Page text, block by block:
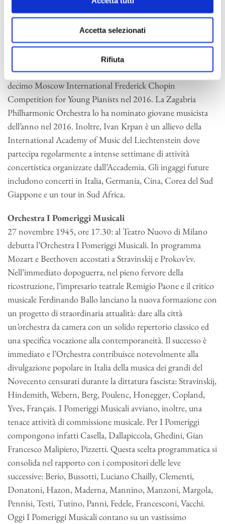
Accetta selezionati
Rifiuta
Zagabria e il quarto premio alla prima International Zhuhai
Mozart Competition a Zhuhai, in Cina.
Ha vinto il premio Ivo Vuljević, consegnatogli dalla
Jeunesses Musicales Croata, come miglior giovane musicista
croato nel 2015. Di recente ha conseguito il terzo posto al
decimo Moscow International Frederick Chopin
Competition for Young Pianists nel 2016. La Zagabria
Philharmonic Orchestra lo ha nominato giovane musicista
dell’anno nel 2016. Inoltre, Ivan Krpan è un allievo della
International Academy of Music del Liechtenstein dove
partecipa regolarmente a intense settimane di attività
concertistica organizzate dall’Accademia. Gli ingaggi future
includono concerti in Italia, Germania, Cina, Corea del Sud
Giappone e un tour in Sud Africa.
Orchestra I Pomeriggi Musicali
27 novembre 1945, ore 17.30: al Teatro Nuovo di Milano
debutta l’Orchestra I Pomeriggi Musicali. In programma
Mozart e Beethoven accostati a Stravinskij e Prokov’ev.
Nell’immediato dopoguerra, nel pieno fervore della
ricostruzione, l’impresario teatrale Remigio Paone e il critico
musicale Ferdinando Ballo lanciano la nuova formazione con
un progetto di straordinaria attualità: dare alla città
un’orchestra da camera con un solido repertorio classico ed
una specifica vocazione alla contemporaneità. Il successo è
immediato e l’Orchestra contribuisce notevolmente alla
divulgazione popolare in Italia della musica dei grandi del
Novecento censurati durante la dittatura fascista: Stravinskij,
Hindemith, Webern, Berg, Poulenc, Honegger, Copland,
Yves, Français. I Pomeriggi Musicali avviano, inoltre, una
tenace attività di commissione musicale. Per I Pomeriggi
compongono infatti Casella, Dallapiccola, Ghedini, Gian
Francesco Malipiero, Pizzetti. Questa scelta programmatica si
consolida nel rapporto con i compositori delle leve
successive: Berio, Bussotti, Luciano Chailly, Clementi,
Donatoni, Hazon, Maderna, Mannino, Manzoni, Margola,
Pennisi, Testi, Tutino, Panni, Fedele, Francesconi, Vacchi.
Oggi I Pomeriggi Musicali contano su un vastissimo